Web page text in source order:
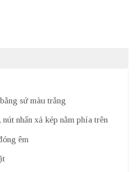
sứ màu trắng
nhấn xả kép nằm phía trên
êm